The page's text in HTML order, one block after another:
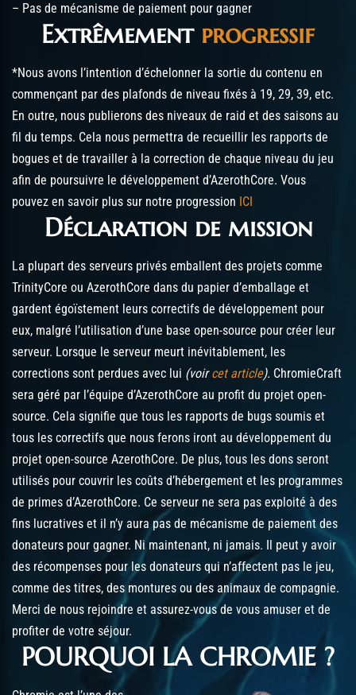
– Pas de mécanisme de paiement pour gagner
Extrêmement progressif
*Nous avons l’intention d’échelonner la sortie du contenu en
commençant par des plafonds de niveau fixés à 19, 29, 39, etc.
En outre, nous publierons des niveaux de raid et des saisons au
fil du temps. Cela nous permettra de recueillir les rapports de
bogues et de travailler à la correction de chaque niveau du jeu
afin de poursuivre le développement d’AzerothCore. Vous
pouvez en savoir plus sur notre progression ICI
Déclaration de mission
La plupart des serveurs privés emballent des projets comme
TrinityCore ou AzerothCore dans du papier d’emballage et
gardent égoïstement leurs correctifs de développement pour
eux, malgré l’utilisation d’une base open-source pour créer leur
serveur. Lorsque le serveur meurt inévitablement, les
corrections sont perdues avec lui (voircet article). ChromieCraft
sera géré par l’équipe d’AzerothCore au profit du projet open-
source. Cela signifie que tous les rapports de bugs soumis et
tous les correctifs que nous ferons iront au développement du
projet open-source AzerothCore. De plus, tous les dons seront
utilisés pour couvrir les coûts d’hébergement et les programmes
de primes d’AzerothCore. Ce serveur ne sera pas exploité à des
fins lucratives et il n’y aura pas de mécanisme de paiement des
donateurs pour gagner. Ni maintenant, ni jamais. Il peut y avoir
des récompenses pour les donateurs qui n’affectent pas le jeu,
comme des titres, des montures ou des animaux de compagnie.
Merci de nous rejoindre et assurez-vous de vous amuser et de
profiter de votre séjour.
POURQUOI LA CHROMIE ?